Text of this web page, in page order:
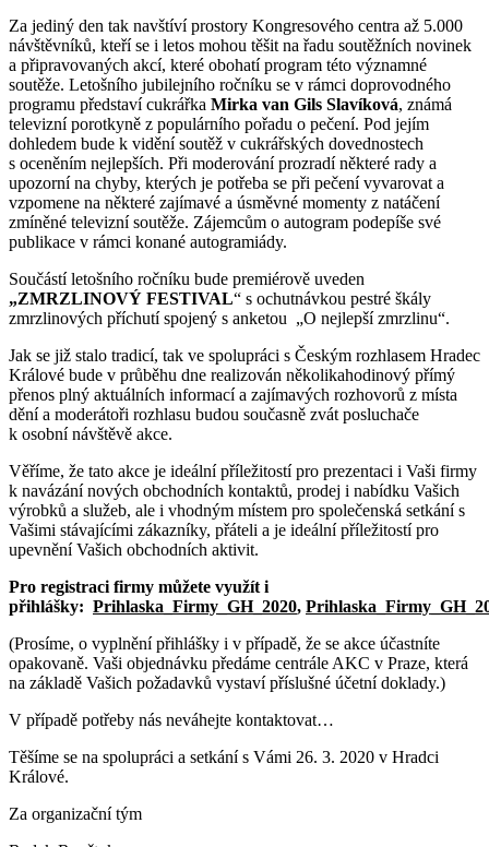
Za jediný den tak navštíví prostory Kongresového centra až 5.000
návštěvníků, kteří se i letos mohou těšit na řadu soutěžních novinek
a připravovaných akcí, které obohatí program této významné
soutěže. Letošního jubilejního ročníku se v rámci doprovodného
programu představí cukrářka Mirka van Gils Slavíková, známá
televizní porotkyně z populárního pořadu o pečení. Pod jejím
dohledem bude k vidění soutěž v cukrářských dovednostech
s oceněním nejlepších. Při moderování prozradí některé rady a
upozorní na chyby, kterých je potřeba se při pečení vyvarovat a
vzpomene na některé zajímavé a úsměvné momenty z natáčení
zmíněné televizní soutěže. Zájemcům o autogram podepíše své
publikace v rámci konané autogramiády.
Součástí letošního ročníku bude premiérově uveden
„ZMRZLINOVÝ FESTIVAL“ s ochutnávkou pestré škály
zmrzlinových příchutí spojený s anketou „O nejlepší zmrzlinu“.
Jak se již stalo tradicí, tak ve spolupráci s Českým rozhlasem Hradec
Králové bude v průběhu dne realizován několikahodinový přímý
přenos plný aktuálních informací a zajímavých rozhovorů z místa
dění a moderátoři rozhlasu budou současně zvát posluchače
k osobní návštěvě akce.
Věříme, že tato akce je ideální příležitostí pro prezentaci i Vaši firmy
k navázání nových obchodních kontaktů, prodej i nabídku Vašich
výrobků a služeb, ale i vhodným místem pro společenská setkání s
Vašimi stávajícími zákazníky, přáteli a je ideální příležitostí pro
upevnění Vašich obchodních aktivit.
Pro registraci firmy můžete využít i
přihlášky: Prihlaska_Firmy_GH_2020,
(Prosíme, o vyplnění přihlášky i v případě, že se akce účastníte
opakovaně. Vaši objednávku předáme centrále AKC v Praze, která
na základě Vašich požadavků vystaví příslušné účetní doklady.)
V případě potřeby nás neváhejte kontaktovat…
Těšíme se na spolupráci a setkání s Vámi 26. 3. 2020 v Hradci
Králové.
Za organizační tým